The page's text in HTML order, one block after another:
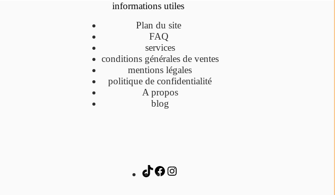
informations utiles
Plan du site
FAQ
services
conditions générales de ventes
mentions légales
politique de confidentialité
A propos
blog